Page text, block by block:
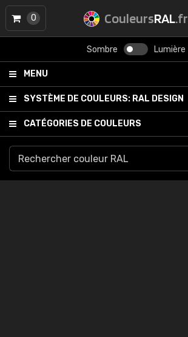
CouleursRAL.fr
Sombre Lumière
MENU
SYSTÈME DE COULEURS: RAL DESIGN
CATÉGORIES DE COULEURS
0